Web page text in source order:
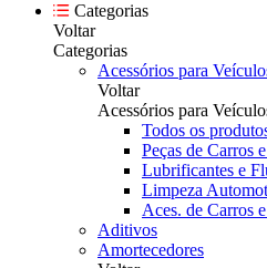
Categorias
Voltar
Categorias
Acessórios para
Voltar
Acessórios para
Todos os
Peças de Carros
Lubrificantes e
Limpeza
Aces. de Carros
Aditivos
Amortecedores